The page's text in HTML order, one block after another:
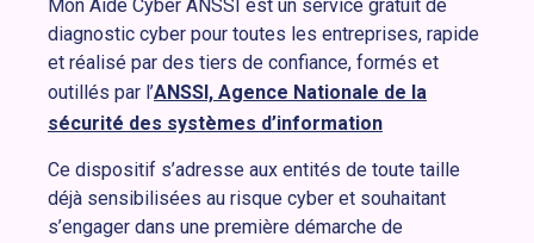
Mon Aide Cyber ANSSI est un service gratuit de
diagnostic cyber pour toutes les entreprises, rapide
et réalisé par des tiers de confiance, formés et
outillés par l’ANSSI, Agence Nationale de la
sécurité des systèmes d’information
Ce dispositif s’adresse aux entités de toute taille
déjà sensibilisées au risque cyber et souhaitant
s’engager dans une première démarche de